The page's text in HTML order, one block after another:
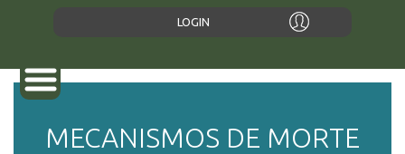
LOGIN
MECANISMOS DE MORTE